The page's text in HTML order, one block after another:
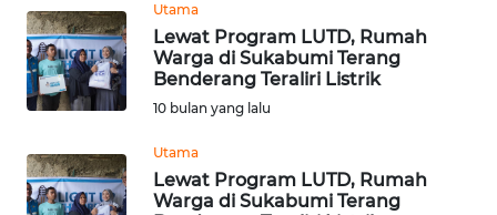
Utama
Lewat Program LUTD, Rumah
Warga di Sukabumi Terang
Benderang Teraliri Listrik
10 bulan yang lalu
Utama
Lewat Program LUTD, Rumah
Warga di Sukabumi Terang
WN
INDRAMAYU
KUNINGAN